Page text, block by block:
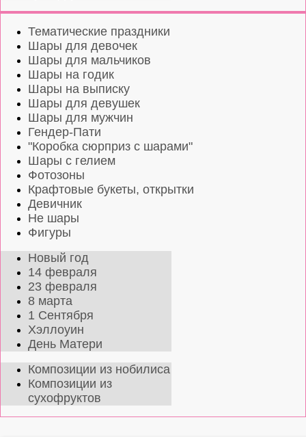
Тематические праздники
Шары для девочек
Шары для мальчиков
Шары на годик
Шары на выписку
Шары для девушек
Шары для мужчин
Гендер-Пати
"Коробка сюрприз с шарами"
Шары с гелием
Фотозоны
Крафтовые букеты, открытки
Девичник
Не шары
Фигуры
Новый год
14 февраля
23 февраля
8 марта
1 Сентября
Хэллоуин
День Матери
Композиции из нобилиса
Композиции из
сухофруктов